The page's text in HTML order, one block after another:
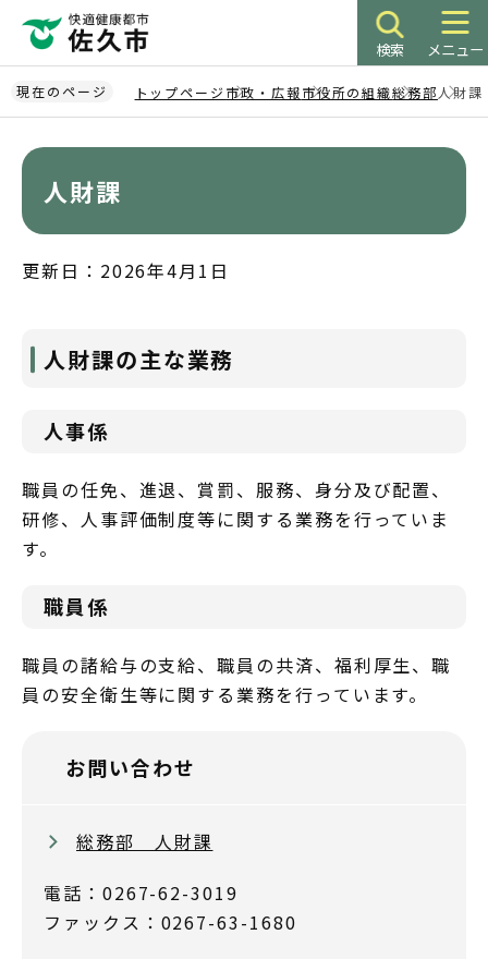
ペ
ー
ジ
検索 メニュー
現在のページ トップページ 市政・広報市役所の組織総務部 人財課
人財課
更新日：2026年4月1日
人財課の主な業務
人事係
職員の任免、進退、賞罰、服務、身分及び配置、
研修、人事評価制度等に関する業務を行っていま
す。
職員係
職員の諸給与の支給、職員の共済、福利厚生、職
員の安全衛生等に関する業務を行っています。
お問い合わせ
総務部 人財課
電話：0267-62-3019
ファックス：0267-63-1680